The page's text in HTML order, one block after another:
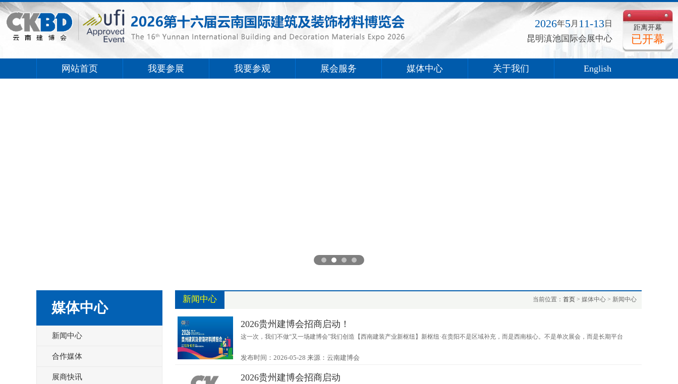
距离开幕
已开幕
2026年5月 11-13日
昆明滇池国际会展中心
网站首页 我要参展 我要参观 展会服务 媒体中心 关于我们 English
媒体中心
新闻中心
合作媒体
展商快讯
新闻中心 当前位置： 首页 > 媒体中心 > 新闻中心
2026贵州建博会招商启动！
这一次，我们不做“又一场建博会”我们创造【西南建装产业新枢纽】新枢纽·在贵阳不是区域补充，而是西南核心。不是单次展会，而是长期平台
发布时间：2026-05-28 来源：云南建博会
2026贵州建博会招商启动